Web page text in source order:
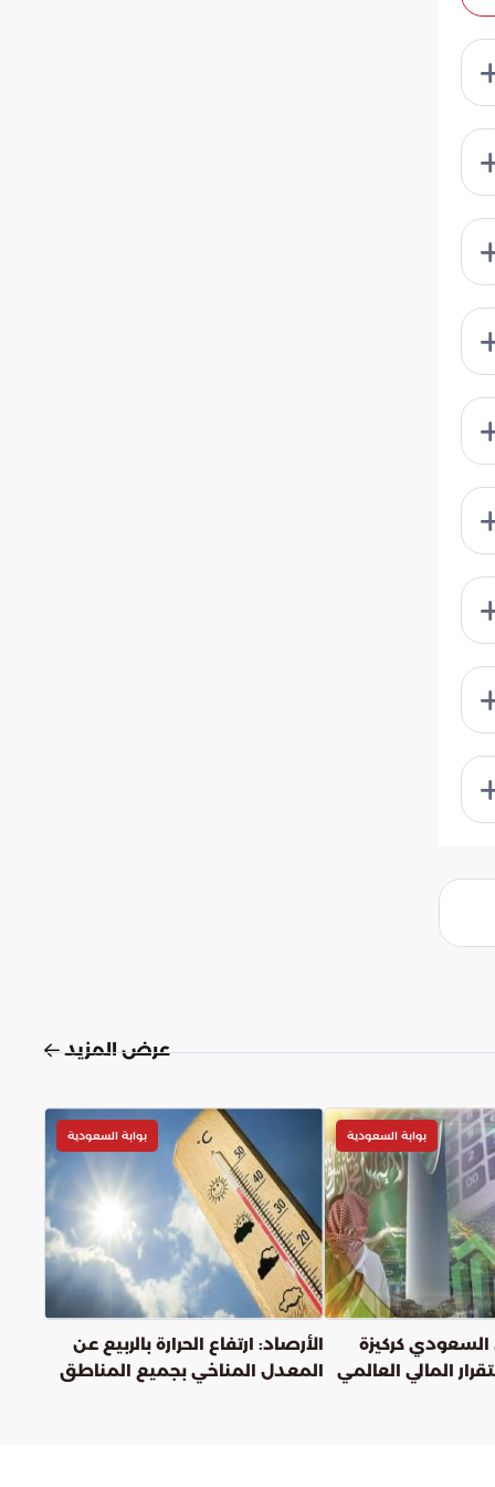
عرض المزيد
بوابة السعودية
السعودي كركيزة
المالي العالمي
بوابة السعودية
الأرصاد: ارتفاع الحرارة بالربيع عن
المعدل المناخي بجميع المناطق